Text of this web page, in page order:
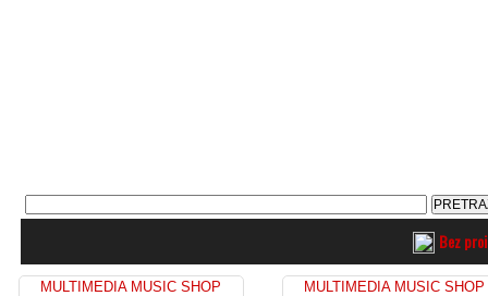
Bez
MULTIMEDIA MUSIC SHOP MULTIMEDIA MUSIC SHOP